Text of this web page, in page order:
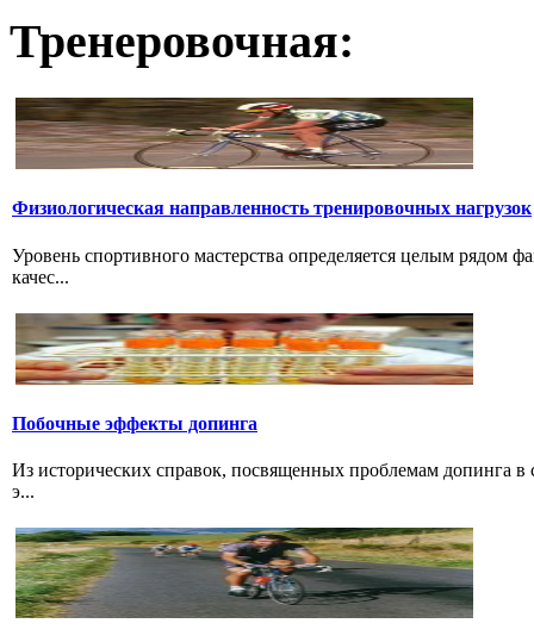
Тренеровочная:
Физиологическая направленность тренировочных нагрузок
Уровень спортивного мастерства определяется целым рядом
качес...
Побочные эффекты допинга
Из исторических справок, посвященных проблемам допинга в
э...